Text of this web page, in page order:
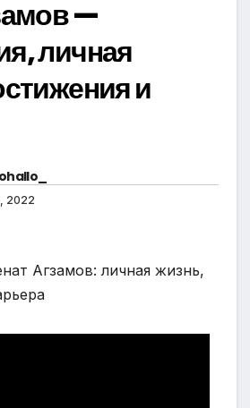
—
личная
и
2022